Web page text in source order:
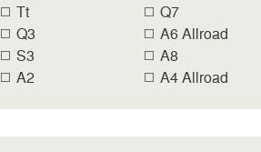
Tt
Q7
Q3
A6 Allroad
S3
A8
A2
A4 Allroad